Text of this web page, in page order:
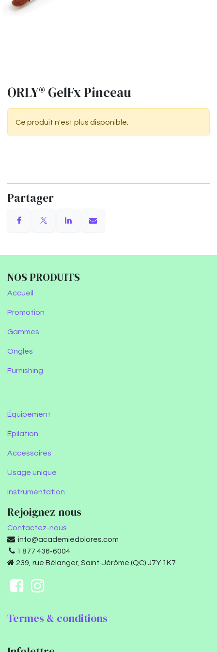
ORLY® GelFx Pinceau
Ce produit n'est plus disponible.
Partager
NOS PRODUITS
Accueil
Promotion
Gammes
Ongles
Furnishing
Équipement
Épilation
Accessoires
Usage unique
Instrumentation
Rejoignez-nous
Contactez-nous
info@academiedolores.com
1 877 436-6004
239, rue Bélanger, Saint-Jérôme (QC) J7Y 1K7
Termes & conditions